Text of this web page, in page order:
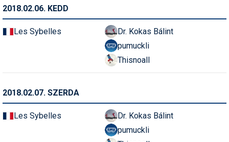
Síléc
Síruházat
Síszerviz
2018.02.06. KEDD
Les Sybelles
Dr. Kokas Bálint
pumuckli
Thisnoall
2018.02.07. SZERDA
Les Sybelles
Dr. Kokas Bálint
pumuckli